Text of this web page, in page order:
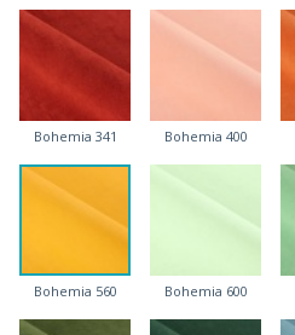
Bohemia 341 Bohemia 400
Bohemia 560 Bohemia 600